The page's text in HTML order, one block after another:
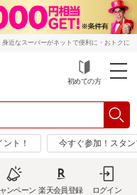
身近なスーパーがネットで便利に・おトクに
初めての方
ト！ 今すぐ参加！スタ
ンペーン 楽天会員登録 ログイン